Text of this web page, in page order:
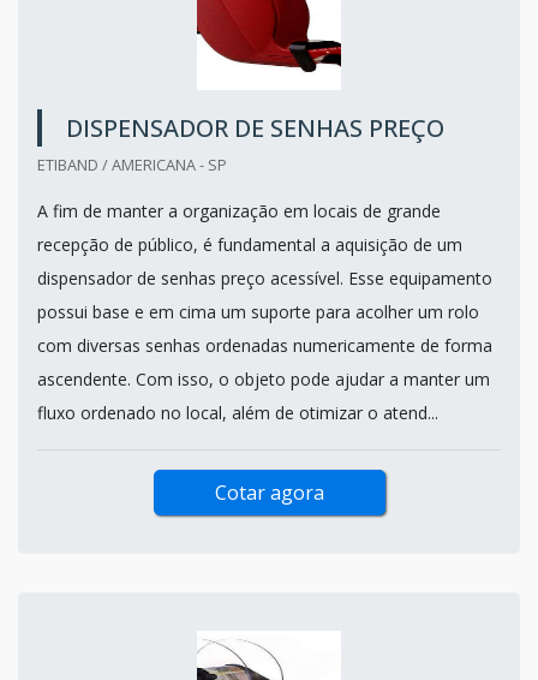
DISPENSADOR DE SENHAS PREÇO
ETIBAND / AMERICANA - SP
A fim de manter a organização em locais de grande
recepção de público, é fundamental a aquisição de um
dispensador de senhas preço acessível. Esse equipamento
possui base e em cima um suporte para acolher um rolo
com diversas senhas ordenadas numericamente de forma
ascendente. Com isso, o objeto pode ajudar a manter um
fluxo ordenado no local, além de otimizar o atend...
Cotar agora